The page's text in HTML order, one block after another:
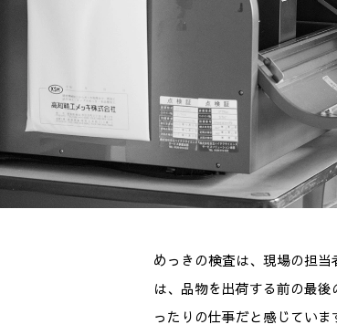
めっきの検査は、現場の担
は、品物を出荷する前の最
ったりの仕事だと感じていま